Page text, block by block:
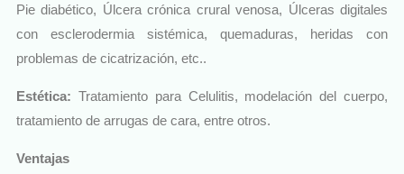
Pie diabético, Úlcera crónica crural venosa, Úlceras digitales
con esclerodermia sistémica, quemaduras, heridas con
problemas de cicatrización, etc..
Estética: Tratamiento para Celulitis, modelación del cuerpo,
tratamiento de arrugas de cara, entre otros.
Ventajas